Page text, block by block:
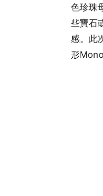
色珍珠
些寶石
感。此
形